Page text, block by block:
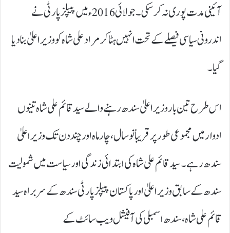
آئینی مدت پوری نہ کر سکی۔ جولائی 2016ء میں پیپلز پارٹی نے
اندرونی سیاسی فیصلے کے تحت انہیں ہٹا کر مراد علی شاہ کو وزیراعلیٰ بنا دیا
گیا۔
اس طرح تین بار وزیراعلیٰ سندھ رہنے والے سید قائم علی شاہ تینوں
ادوار میں مجموعی طور پر قریباً نو سال، چار ماہ اور چند دن تک وزیراعلیٰ
سندھ رہے۔ سید قائم علی شاہ کی ابتدائی زندگی اور سیاست میں شمولیت
سندھ کے سابق وزیراعلیٰ اور پاکستان پیپلز پارٹی سندھ کے سربراہ سید
قائم علی شاہ، سندھ اسمبلی کی آفیشل ویب سائٹ کے